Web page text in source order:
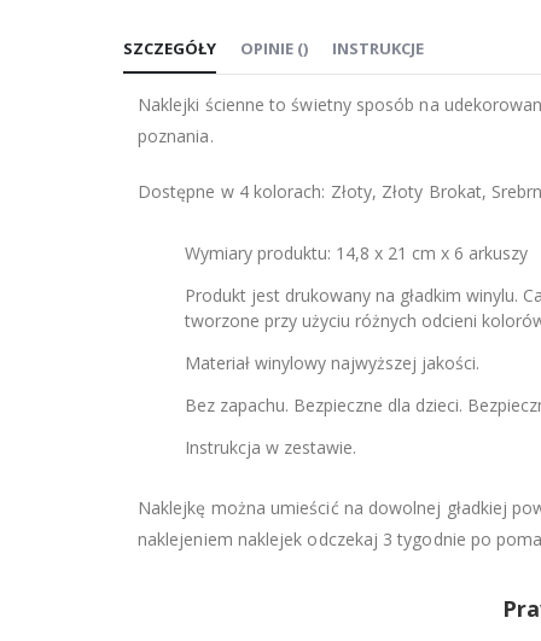
początek
SZCZEGÓŁY
Naklejki ścienne to świetny sposób na
poznania.
Dostępne w 4 kolorach: Złoty, Złoty Brokat,
Wymiary produktu: 14,8 x 21 cm x 6 arkuszy
Produkt jest drukowany na gładkim winylu.
tworzone przy użyciu różnych odcieni
Materiał winylowy najwyższej jakości.
Bez zapachu. Bezpieczne dla dzieci.
Instrukcja w zestawie.
Naklejkę można umieścić na dowolnej gładkiej
naklejeniem naklejek odczekaj 3 tygodnie po
OPINIE () INSTRUKCJE